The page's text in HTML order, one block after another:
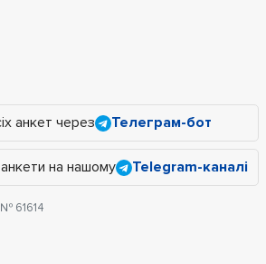
анкет через Телеграм-бот
анкети на нашому Telegram-каналі
61614